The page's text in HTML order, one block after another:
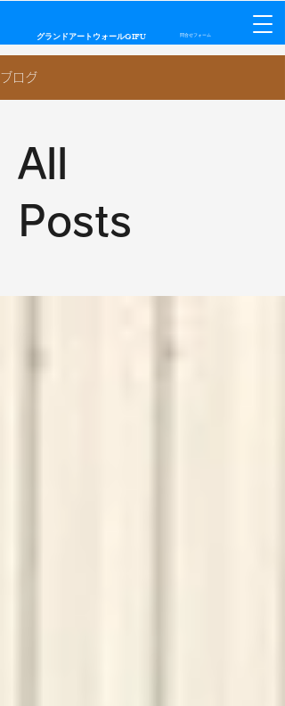
​グランドアートウォールGIFU 問合せフォーム
ブログ
All
Posts